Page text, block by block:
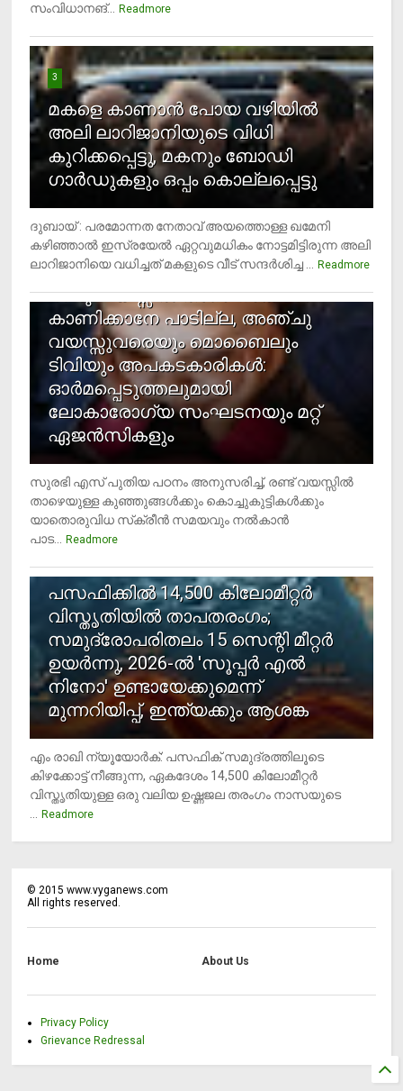
സംവിധാനങ്... Readmore
3
മകളെ കാണാന്‍ പോയ വഴിയില്‍
അലി ലാറിജാനിയുടെ വിധി
കുറിക്കപ്പെട്ടു, മകനും ബോഡി
ഗാര്‍ഡുകളും ഒപ്പം കൊല്ലപ്പെട്ടു
ദുബായ് : പരമോന്നത നേതാവ് അയത്തൊള്ള ഖമേനി
കഴിഞ്ഞാല്‍ ഇസ്രയേല്‍ ഏറ്റവുമധികം നോട്ടമിട്ടിരുന്ന അലി
ലാറിജാനിയെ വധിച്ചത് മകളുടെ വീട് സന്ദര്‍ശിച്ച ... Readmore
4
രണ്ടു വയസ്സില്‍ താഴെ സ്‌ക്രീന്‍
കാണിക്കാനേ പാടില്ല, അഞ്ചു
വയസ്സുവരെയും മൊബൈലും
ടിവിയും അപകടകാരികള്‍:
ഓര്‍മപ്പെടുത്തലുമായി
ലോകാരോഗ്യ സംഘടനയും മറ്റ്
ഏജന്‍സികളും
സുരഭി എസ് പുതിയ പഠനം അനുസരിച്ച്, രണ്ട് വയസ്സില്‍
താഴെയുള്ള കുഞ്ഞുങ്ങള്‍ക്കും കൊച്ചുകുട്ടികള്‍ക്കും
യാതൊരുവിധ സ്‌ക്രീന്‍ സമയവും നല്‍കാന്‍
പാട... Readmore
പസഫിക്കില്‍ 14,500 കിലോമീറ്റര്‍
വിസ്തൃതിയില്‍ താപതരംഗം;
സമുദ്രോപരിതലം 15 സെന്റി മീറ്റര്‍
ഉയര്‍ന്നു, 2026-ല്‍ 'സൂപ്പര്‍ എല്‍
നിനോ' ഉണ്ടായേക്കുമെന്ന്
മുന്നറിയിപ്പ്, ഇന്ത്യക്കും ആശങ്ക
എം രാഖി ന്യൂയോര്‍ക്: പസഫിക് സമുദ്രത്തിലൂടെ
കിഴക്കോട്ട് നീങ്ങുന്ന, ഏകദേശം 14,500 കിലോമീറ്റര്‍
വിസ്തൃതിയുള്ള ഒരു വലിയ ഉഷ്ണജല തരംഗം നാസയുടെ
... Readmore
©2015 www.vyganews.com
All rights reserved.
Home About Us
Privacy Policy
Grievance Redressal